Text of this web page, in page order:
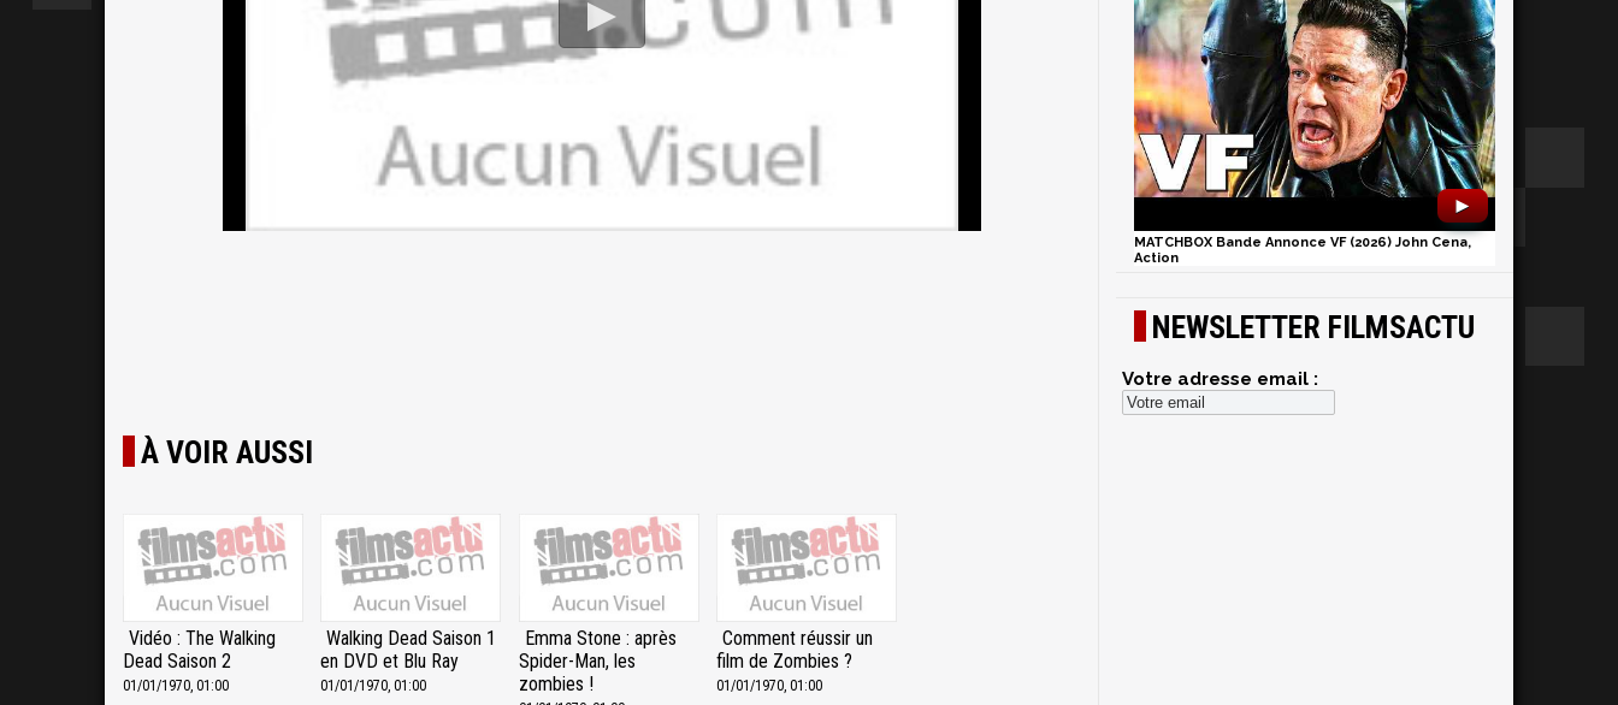
À VOIR AUSSI
Vidéo : The Walking
Dead Saison 2
01/01/1970, 01:00
Walking Dead Saison 1
en DVD et Blu Ray
01/01/1970, 01:00
Emma Stone : après
Spider-Man, les
zombies !
Comment réussir un
film de Zombies ?
01/01/1970, 01:00
►
MATCHBOX Bande Annonce VF (2026) John Cena,
Action
NEWSLETTER FILMSACTU
Votre adresse email :